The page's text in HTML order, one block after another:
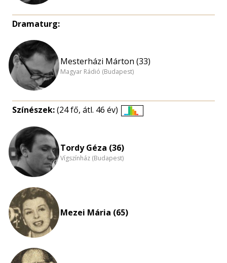
Dramaturg:
Mesterházi Márton (33)
Magyar Rádió (Budapest)
Színészek:(24 fő, átl. 46 év)
Életkori
Tordy Géza (36)
Vígszínház (Budapest)
Mezei Mária (65)